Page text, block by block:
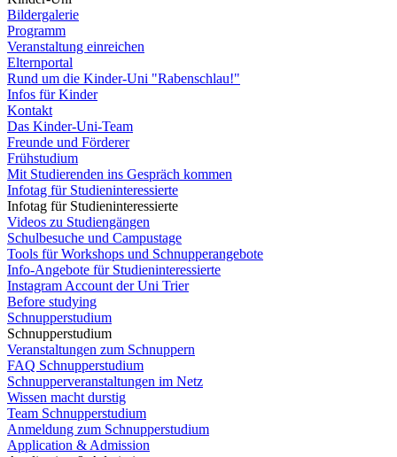
Bildergalerie
Programm
Veranstaltung einreichen
Elternportal
Rund um die Kinder-Uni "Rabenschlau!"
Infos für Kinder
Kontakt
Das Kinder-Uni-Team
Freunde und Förderer
Frühstudium
Mit Studierenden ins Gespräch kommen
Infotag für Studieninteressierte
Infotag für Studieninteressierte
Videos zu Studiengängen
Schulbesuche und Campustage
Tools für Workshops und Schnupperangebote
Info-Angebote für Studieninteressierte
Instagram Account der Uni Trier
Before studying
Schnupperstudium
Schnupperstudium
Veranstaltungen zum Schnuppern
FAQ Schnupperstudium
Schnupperveranstaltungen im Netz
Wissen macht durstig
Team Schnupperstudium
Anmeldung zum Schnupperstudium
Application & Admission